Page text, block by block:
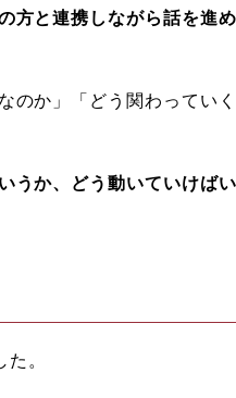
と連携しながら話を進
のか」「どう関わってい
か、どう動いていけば
。